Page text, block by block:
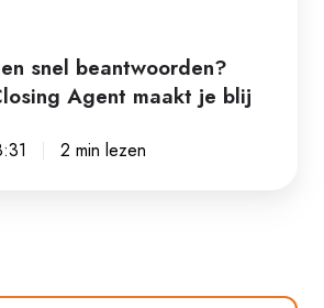
snel beantwoorden?
Agent maakt je blij
2 min lezen